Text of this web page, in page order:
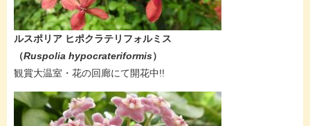
ルスポリア ヒポクラテリフォルミス
（Ruspolia hypocrateriformis）
​観賞大温室・花の回廊にて開花中!!